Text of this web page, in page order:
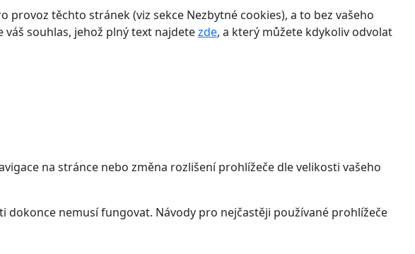
těchto stránek (viz sekce Nezbytné cookies), a to bez vašeho
souhlas, jehož plný text najdetezde, a který můžete kdykoliv odvolat
na stránce nebo změna rozlišení prohlížeče dle velikosti vašeho
dokonce nemusí fungovat. Návody pro nejčastěji používané prohlížeče